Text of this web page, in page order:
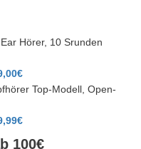
Hörer, 10 Srunden
Top-Modell, Open-
100€